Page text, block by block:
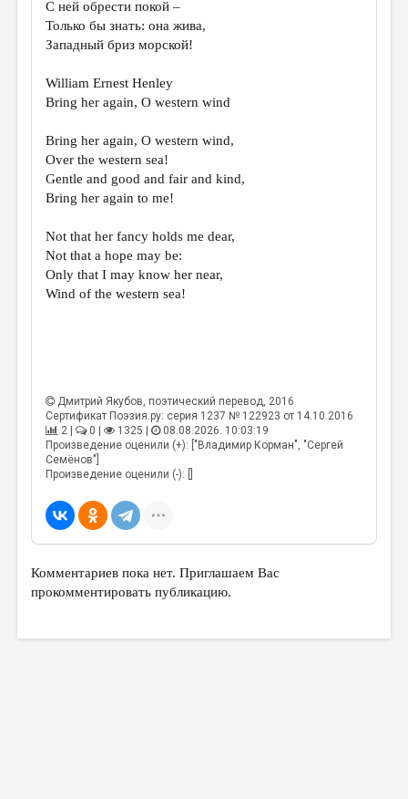
ДАЙДЖЕСТ
ПРОИЗВЕДЕНИЯ
КОНКУРСЫ
ДЕТСКАЯ КОМНАТА
КНИЖНАЯ ПОЛКА
ОБЗОР ЛИТЕРАТУРЫ
СТРАНИЦЫ ПАМЯТИ
ОБЪЯВЛЕНИЯ
МАЛАЯ ПРОЗА
ЭССЕИСТИКА
ЛИТЕРАТУРОВЕДЕНИЕ
ПУБЛИЦИСТИКА
ЦИКЛЫ ПУБЛИКАЦИЙ
С ней обрести покой –
Только бы знать: она жива,
Западный бриз морской!
William Ernest Henley
Bring her again, O western wind
Bring her again, O western wind,
Over the western sea!
Gentle and good and fair and kind,
Bring her again to me!
Not that her fancy holds me dear,
Not that a hope may be:
Only that I may know her near,
Wind of the western sea!
Дмитрий Якубов, поэтический перевод, 2016
Сертификат Поэзия.ру: серия 1237 № 122923 от 14.10.2016
2 |
0 | 1325 |
08.08.2026. 10:03:19
Произведение оценили (+): ["Владимир Корман", "Сергей
Семёнов"]
Произведение оценили (-): []
Комментариев пока нет. Приглашаем Вас
прокомментировать публикацию.